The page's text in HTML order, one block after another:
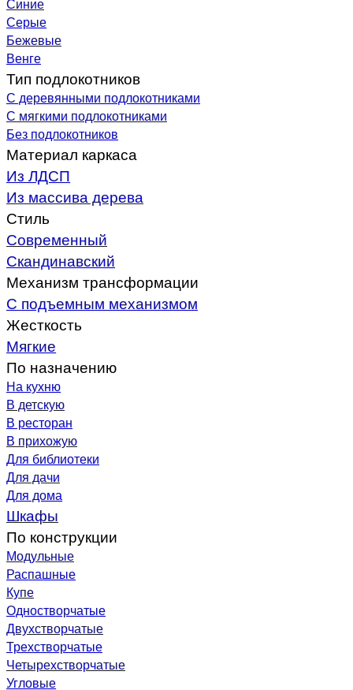
Серые
Бежевые
Венге
Тип подлокотников
С деревянными подлокотниками
С мягкими подлокотниками
Без подлокотников
Материал каркаса
Из ЛДСП
Из массива дерева
Стиль
Современный
Скандинавский
Механизм трансформации
С подъемным механизмом
Жесткость
Мягкие
По назначению
На кухню
В детскую
В ресторан
В прихожую
Для библиотеки
Для дачи
Для дома
Шкафы
По конструкции
Модульные
Распашные
Купе
Одностворчатые
Двухстворчатые
Трехстворчатые
Четырехстворчатые
Угловые